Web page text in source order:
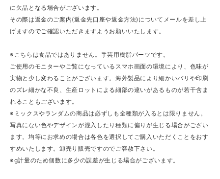
に欠品となる場合がございます。
その際は返金のご案内(返金先口座や返金方法)についてメールを差し上
げますのでご確認いただきますようお願いいたします。
※こちらは食品ではありません。手芸用樹脂パーツです。
ご使用のモニターやご覧になっているスマホ画面の環境により、色味が
実物と少し変わることがございます。海外製品により細かいバリや印刷
のズレ細かな不良、生産ロットによる細部の違いがあるものが若干含ま
れることもございます。
※ミックスやランダムの商品は必ずしも全種類が入るとは限りません。
写真にない色やデザインが混入したり種類に偏りが生じる場合がござい
ます。均等にお求めの場合は各色を選択してご購入いただくことをおす
すめいたします。卸売り販売ですのでご容赦下さい。
※g計量のため個数に多少の誤差が生じる場合がございます。